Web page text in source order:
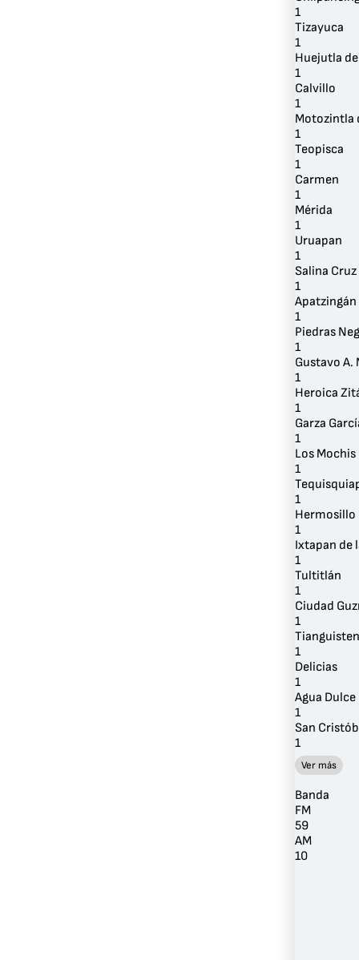
1
Tizayuca
1
Huejutla
1
Calvillo
1
Motozintla
1
Teopisca
1
Carmen
1
Mérida
1
Uruapan
1
Salina Cruz
1
Apatzingán
1
Piedras
1
Gustavo A.
1
Heroica
1
Garza
1
Los Mochis
1
1
Hermosillo
1
Ixtapan de
1
Tultitlán
1
Ciudad
1
1
Delicias
1
Agua Dulce
1
San
1
Ver más
Banda
FM
59
AM
10